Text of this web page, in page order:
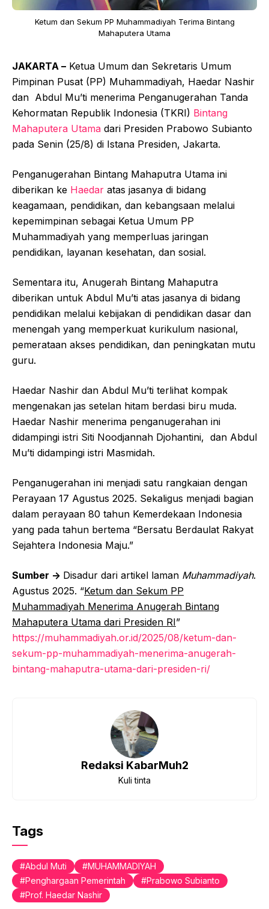
Ketum dan Sekum PP Muhammadiyah Terima Bintang
Mahaputera Utama
JAKARTA – Ketua Umum dan Sekretaris Umum
Pimpinan Pusat (PP) Muhammadiyah, Haedar Nashir
dan Abdul Mu’ti menerima Penganugerahan Tanda
Kehormatan Republik Indonesia (TKRI) Bintang
Mahaputera Utama dari Presiden Prabowo Subianto
pada Senin (25/8) di Istana Presiden, Jakarta.
Penganugerahan Bintang Mahaputra Utama ini
diberikan ke Haedar atas jasanya di bidang
keagamaan, pendidikan, dan kebangsaan melalui
kepemimpinan sebagai Ketua Umum PP
Muhammadiyah yang memperluas jaringan
pendidikan, layanan kesehatan, dan sosial.
Sementara itu, Anugerah Bintang Mahaputra
diberikan untuk Abdul Mu’ti atas jasanya di bidang
pendidikan melalui kebijakan di pendidikan dasar dan
menengah yang memperkuat kurikulum nasional,
pemerataan akses pendidikan, dan peningkatan mutu
guru.
Haedar Nashir dan Abdul Mu’ti terlihat kompak
mengenakan jas setelan hitam berdasi biru muda.
Haedar Nashir menerima penganugerahan ini
didampingi istri Siti Noodjannah Djohantini, dan Abdul
Mu’ti didampingi istri Masmidah.
Penganugerahan ini menjadi satu rangkaian dengan
Perayaan 17 Agustus 2025. Sekaligus menjadi bagian
dalam perayaan 80 tahun Kemerdekaan Indonesia
yang pada tahun bertema “Bersatu Berdaulat Rakyat
Sejahtera Indonesia Maju.”
Sumber -> Disadur dari artikel laman Muhammadiyah.
Agustus 2025. “Ketum dan Sekum PP
Muhammadiyah Menerima Anugerah Bintang
Mahaputera Utama dari Presiden RI”
https://muhammadiyah.or.id/2025/08/ketum-dan-
sekum-pp-muhammadiyah-menerima-anugerah-
bintang-mahaputra-utama-dari-presiden-ri/
Redaksi KabarMuh2
Kuli tinta
Tags
Abdul Muti
MUHAMMADIYAH
Penghargaan Pemerintah
Prabowo Subianto
Prof. Haedar Nashir